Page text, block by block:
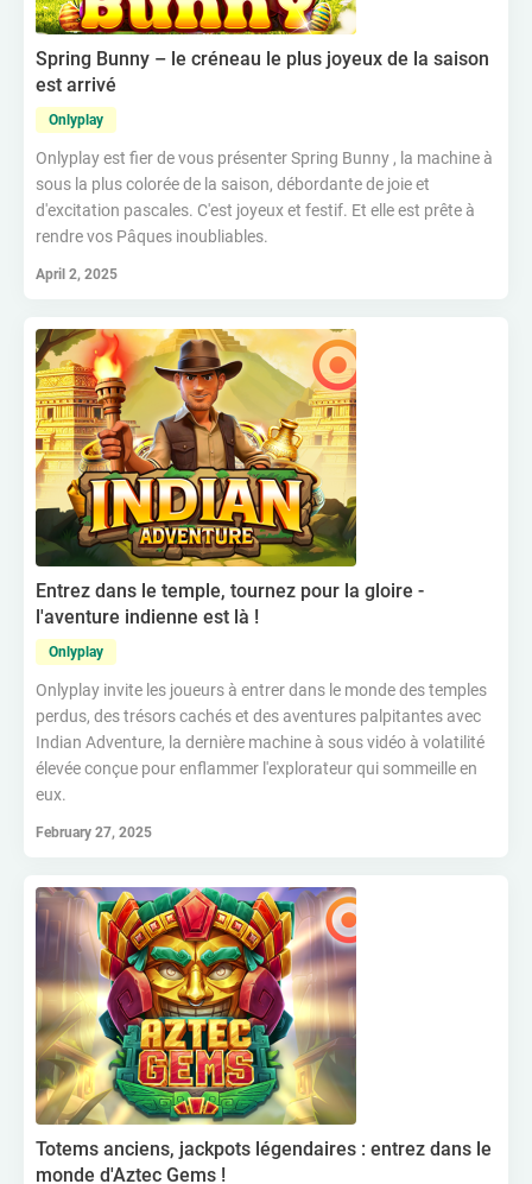
Spring Bunny – le créneau le plus joyeux de la saison
est arrivé
Onlyplay
Onlyplay est fier de vous présenter Spring Bunny , la machine à
sous la plus colorée de la saison, débordante de joie et
d'excitation pascales. C'est joyeux et festif. Et elle est prête à
rendre vos Pâques inoubliables.
April 2, 2025
Entrez dans le temple, tournez pour la gloire -
l'aventure indienne est là !
Onlyplay
Onlyplay invite les joueurs à entrer dans le monde des temples
perdus, des trésors cachés et des aventures palpitantes avec
Indian Adventure, la dernière machine à sous vidéo à volatilité
élevée conçue pour enflammer l'explorateur qui sommeille en
eux.
February 27, 2025
Totems anciens, jackpots légendaires : entrez dans le
monde d'Aztec Gems !